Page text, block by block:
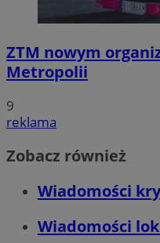
ZTM nowym
Metropolii
9
reklama
Zobacz również
Wiadomości
Wiadomości